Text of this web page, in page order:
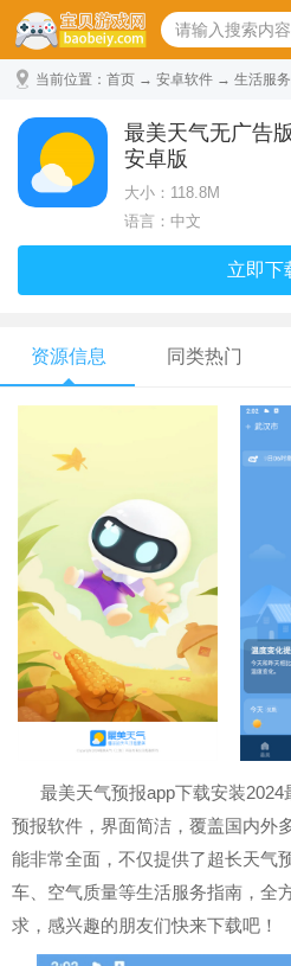
当前位置： 首页 → 安卓软件 → 生活服务
最美天气无广告
安卓版
大小： 118.8M
语言：中文
立即下
资源信息 同类热门
最美天气预报app下载安装
预报软件，界面简洁，覆盖国内外
能非常全面，不仅提供了超长天气
车、空气质量等生活服务指南，全
求，感兴趣的朋友们快来下载吧！